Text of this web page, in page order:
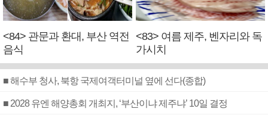
<84> 관문과 환대, 부산 역전
음식
<83> 여름 제주, 벤자리와 독
가시치
■ 해수부 청사, 북항 국제여객터미널 옆에 선다(종합)
■ 2028 유엔 해양총회 개최지, ‘부산이냐 제주냐’ 10일 결정